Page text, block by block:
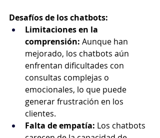
Desafíos de los chatbots:
Limitaciones en la
comprensión: Aunque han
mejorado, los chatbots aún
enfrentan dificultades con
consultas complejas o
emocionales, lo que puede
generar frustración en los
clientes.
Falta de empatía: Los chatbots